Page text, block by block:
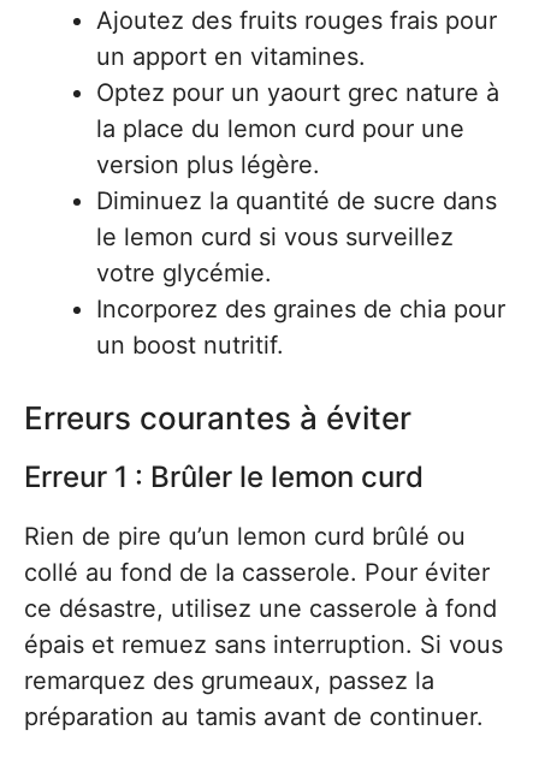
Ajoutez des fruits rouges frais pour
un apport en vitamines.
Optez pour un yaourt grec nature à
la place du lemon curd pour une
version plus légère.
Diminuez la quantité de sucre dans
le lemon curd si vous surveillez
votre glycémie.
Incorporez des graines de chia pour
un boost nutritif.
Erreurs courantes à éviter
Erreur 1 : Brûler le lemon curd
Rien de pire qu’un lemon curd brûlé ou
collé au fond de la casserole. Pour éviter
ce désastre, utilisez une casserole à fond
épais et remuez sans interruption. Si vous
remarquez des grumeaux, passez la
préparation au tamis avant de continuer.